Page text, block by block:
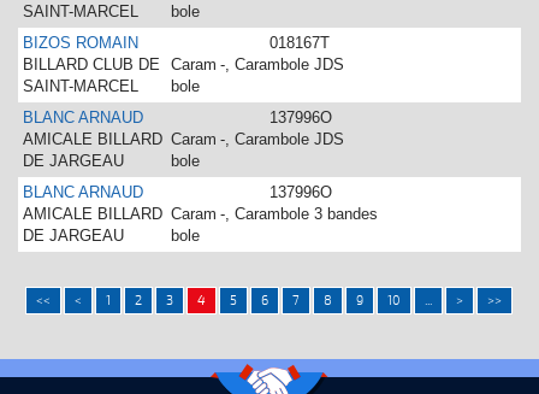
SAINT-MARCEL
bole
BIZOS ROMAIN
018167T
BILLARD CLUB DE
SAINT-MARCEL
Caram
bole
-, Carambole JDS
BLANC ARNAUD
137996O
AMICALE BILLARD
DE JARGEAU
Caram
bole
-, Carambole JDS
BLANC ARNAUD
137996O
AMICALE BILLARD
DE JARGEAU
Caram
bole
-, Carambole 3 bandes
<< < 1 2 3 4 5 6 7 8 9 10 ... > >>